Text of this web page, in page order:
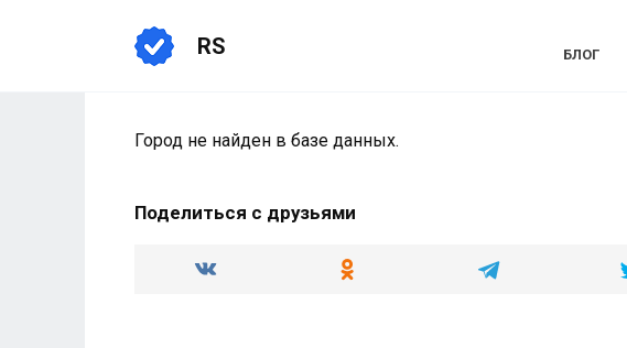
RS БЛОГ
Город не найден в базе данных.
Поделиться с друзьями